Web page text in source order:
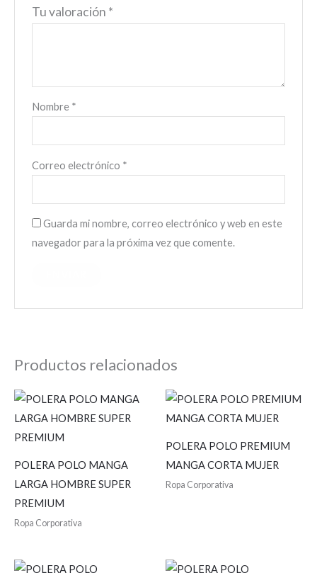
Tu valoración *
Nombre *
Correo electrónico *
Guarda mi nombre, correo electrónico y web en este
navegador para la próxima vez que comente.
Productos relacionados
POLERA POLO MANGA
LARGA HOMBRE SUPER
PREMIUM
Ropa Corporativa
POLERA POLO PREMIUM
MANGA CORTA MUJER
Ropa Corporativa